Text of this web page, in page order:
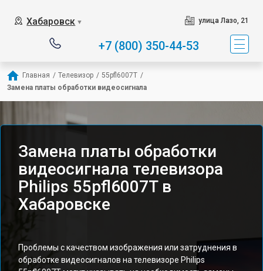
Хабаровск ▼ улица Лазо, 21
+7 (800) 350-44-53
Главная / Телевизор / 55pfl6007T /
Замена платы обработки видеосигнала
Замена платы обработки
видеосигнала телевизора
Philips 55pfl6007T в
Хабаровске
Проблемы с качеством изображения или затруднения в
обработке видеосигналов на телевизоре Philips